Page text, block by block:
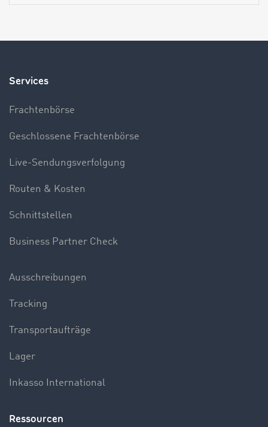
Services
Frachtenbörse
Geschlossene Frachtenbörse
Live-Sendungsverfolgung
Routen & Kosten
Schnittstellen
Business Partner Check
Ausschreibungen
Tracking
Transportaufträge
Lager
Inkasso International
Ressourcen